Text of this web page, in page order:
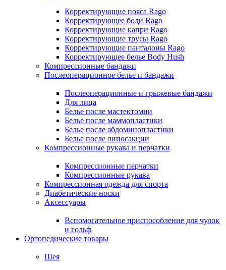
Корректирующие пояса Rago
Корректирующее боди Rago
Корректирующие капри Rago
Корректирующие трусы Rago
Корректирующие панталоны Rago
Корректирующее белье Body Hush
Компрессионные бандажи
Послеоперационное белье и бандажи
Послеоперационные и грыжевые бандажи
Для лица
Белье после мастектомии
Белье после маммопластики
Белье после абдоминопластики
Белье после липосакции
Компрессионные рукава и перчатки
Компрессионные перчатки
Компрессионные рукава
Компрессионная одежда для спорта
Диабетические носки
Аксессуары
Вспомогательное приспособление для чулок
и гольф
Ортопедические товары
Шея